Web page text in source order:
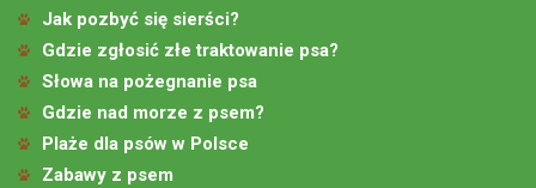
Jak pozbyć się sierści?
Gdzie zgłosić złe traktowanie psa?
Słowa na pożegnanie psa
Gdzie nad morze z psem?
Plaże dla psów w Polsce
Zabawy z psem